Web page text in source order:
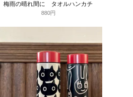
梅雨の晴れ間に タオルハンカチ
880円